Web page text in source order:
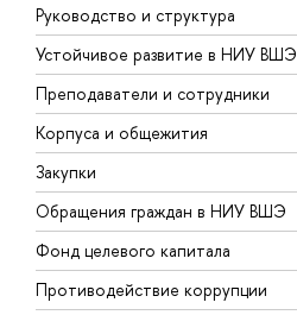
Руководство и структура
Устойчивое развитие в НИУ ВШЭ
Преподаватели и сотрудники
Корпуса и общежития
Закупки
Обращения граждан в НИУ ВШЭ
Фонд целевого капитала
Противодействие коррупции